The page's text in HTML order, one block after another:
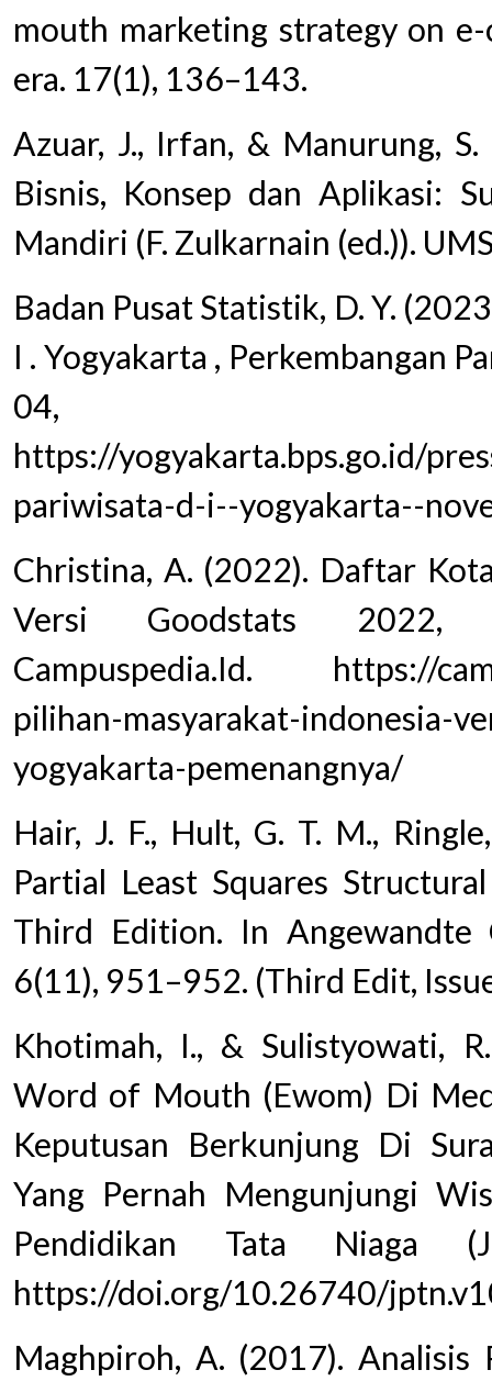
mouth marketing strategy on
era. 17(1), 136–143.
Azuar, J., Irfan, & Manurung,
Bisnis, Konsep dan Aplikasi:
Mandiri (F. Zulkarnain (ed.)).
Badan Pusat Statistik, D. Y.
I . Yogyakarta , Perkembangan
04,
https://yogyakarta.bps.go.id/
pariwisata-d-i--yogyakarta--
Christina, A. (2022). Daftar
Versi Goodstats 2022,
Campuspedia.Id. https://
pilihan-masyarakat-indonesia-
yogyakarta-pemenangnya/
Hair, J. F., Hult, G. T. M.,
Partial Least Squares
Third Edition. In Angewandte
6(11), 951–952. (Third Edit,
Khotimah, I., & Sulistyowati,
Word of Mouth (Ewom) Di
Keputusan Berkunjung Di
Yang Pernah Mengunjungi
Pendidikan Tata Niaga
https://doi.org/10.26740/
Maghpiroh, A. (2017).